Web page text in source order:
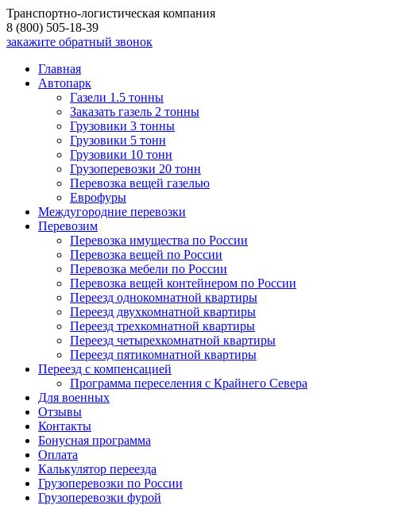
Транспортно-логистическая компания
8 (800) 505-18-39
закажите обратный звонок
Главная
Автопарк
Газели 1.5 тонны
Заказать газель 2 тонны
Грузовики 3 тонны
Грузовики 5 тонн
Грузовики 10 тонн
Грузоперевозки 20 тонн
Перевозка вещей газелью
Еврофуры
Междугородние перевозки
Перевозим
Перевозка имущества по России
Перевозка вещей по России
Перевозка мебели по России
Перевозка вещей контейнером по России
Переезд однокомнатной квартиры
Переезд двухкомнатной квартиры
Переезд трехкомнатной квартиры
Переезд четырехкомнатной квартиры
Переезд пятикомнатной квартиры
Переезд с компенсацией
Программа переселения с Крайнего Севера
Для военных
Отзывы
Контакты
Бонусная программа
Оплата
Калькулятор переезда
Грузоперевозки по России
Грузоперевозки фурой